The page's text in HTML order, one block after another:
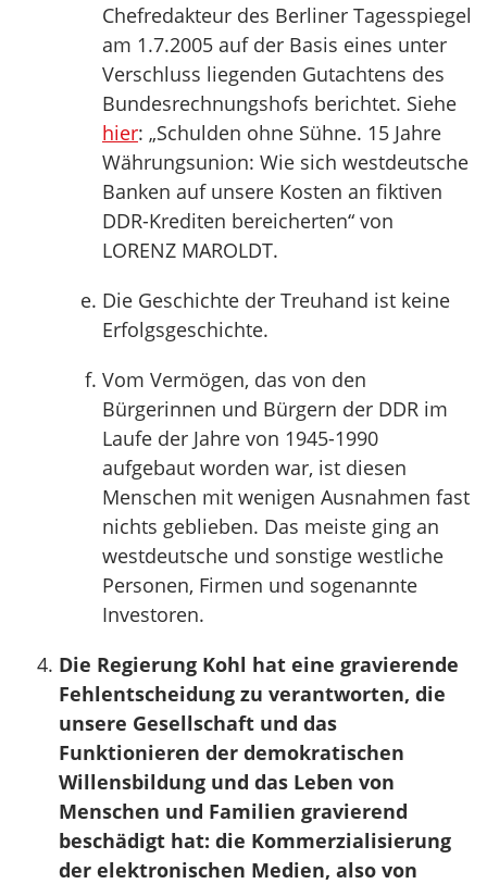
Chefredakteur des Berliner Tagesspiegel
am 1.7.2005 auf der Basis eines unter
Verschluss liegenden Gutachtens des
Bundesrechnungshofs berichtet. Siehe
hier: „Schulden ohne Sühne. 15 Jahre
Währungsunion: Wie sich westdeutsche
Banken auf unsere Kosten an fiktiven
DDR-Krediten bereicherten“ von
LORENZ MAROLDT.
Die Geschichte der Treuhand ist keine
Erfolgsgeschichte.
Vom Vermögen, das von den
Bürgerinnen und Bürgern der DDR im
Laufe der Jahre von 1945-1990
aufgebaut worden war, ist diesen
Menschen mit wenigen Ausnahmen fast
nichts geblieben. Das meiste ging an
westdeutsche und sonstige westliche
Personen, Firmen und sogenannte
Investoren.
Die Regierung Kohl hat eine gravierende
Fehlentscheidung zu verantworten, die
unsere Gesellschaft und das
Funktionieren der demokratischen
Willensbildung und das Leben von
Menschen und Familien gravierend
beschädigt hat: die Kommerzialisierung
der elektronischen Medien, also von